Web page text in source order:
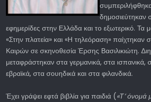
δημοσιεύτηκαν
εφημερίδες στην Ελλάδα και το εξωτερικό. Τα
«Στην πλατεία» και «Η τηλεόραση» παίχτηκαν
Καιρών σε σκηνοθεσία Έρσης Βασιλικιώτη.
μεταφράστηκαν στα γερμανικά, στα ισπανικά,
εβραϊκά, στα σουηδικά και στα φιλανδικά.
Έχει γράψει εφτά βιβλία για παιδιά ( «Τ’ όνομά